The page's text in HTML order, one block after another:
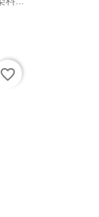
favorite_border